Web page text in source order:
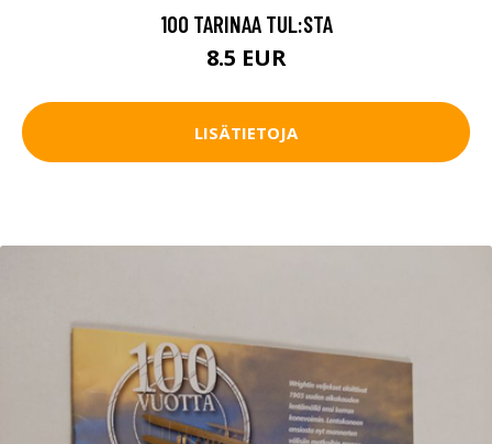
100 TARINAA TUL:STA
8.5 EUR
LISÄTIETOJA